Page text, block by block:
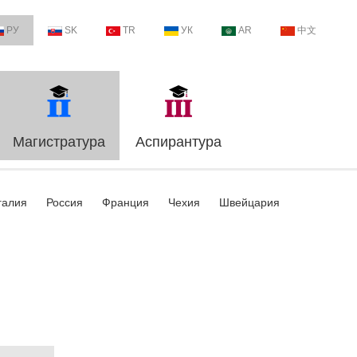
РУ SK TR УК AR 中文
Магистратура Аспирантура
Россия Франция Чехия Швейцария